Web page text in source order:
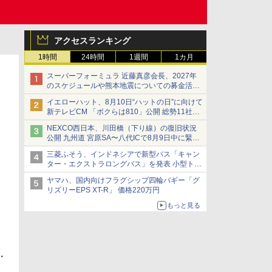
アクセスランキング
1時間 24時間 1週間 1カ月
スーパーフォーミュラ 近藤真彦会長、2027年
のスケジュールや熊本地震についての募金活動
を紹介
イエローハット、8月10日“ハットの日”に向けて
新テレビCM 「ボクらは810」公開 総勢11社
107名が参画
NEXCO西日本、川田橋（下り線）の復旧状況
公開 九州道 宮原SA〜八代ICで8月9日中に緊急
車両を通行可能に
三菱ふそう、インドネシアで新型バス「キャン
ター・エクストラロングバス」を発表 小型トラ
ックベースの観光・旅客輸送向けバス
ヤマハ、国内向けフラグシップ四輪バギー「グ
リズリーEPS XT-R」 価格220万円
もっと見る